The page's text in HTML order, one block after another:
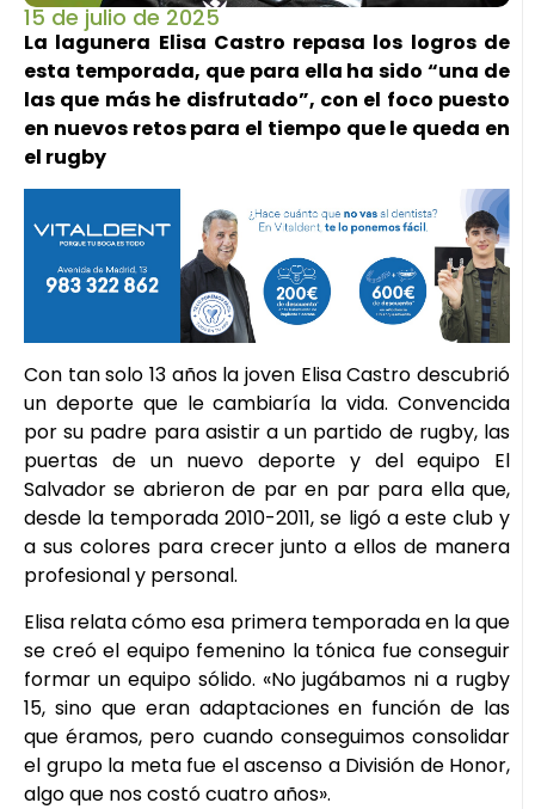
15 de julio de 2025
La lagunera Elisa Castro repasa los logros de
esta temporada, que para ella ha sido “una de
las que más he disfrutado”, con el foco puesto
en nuevos retos para el tiempo que le queda en
el rugby
Con tan solo 13 años la joven Elisa Castro descubrió
un deporte que le cambiaría la vida. Convencida
por su padre para asistir a un partido de rugby, las
puertas de un nuevo deporte y del equipo El
Salvador se abrieron de par en par para ella que,
desde la temporada 2010-2011, se ligó a este club y
a sus colores para crecer junto a ellos de manera
profesional y personal.
Elisa relata cómo esa primera temporada en la que
se creó el equipo femenino la tónica fue conseguir
formar un equipo sólido. «No jugábamos ni a rugby
15, sino que eran adaptaciones en función de las
que éramos, pero cuando conseguimos consolidar
el grupo la meta fue el ascenso a División de Honor,
algo que nos costó cuatro años».